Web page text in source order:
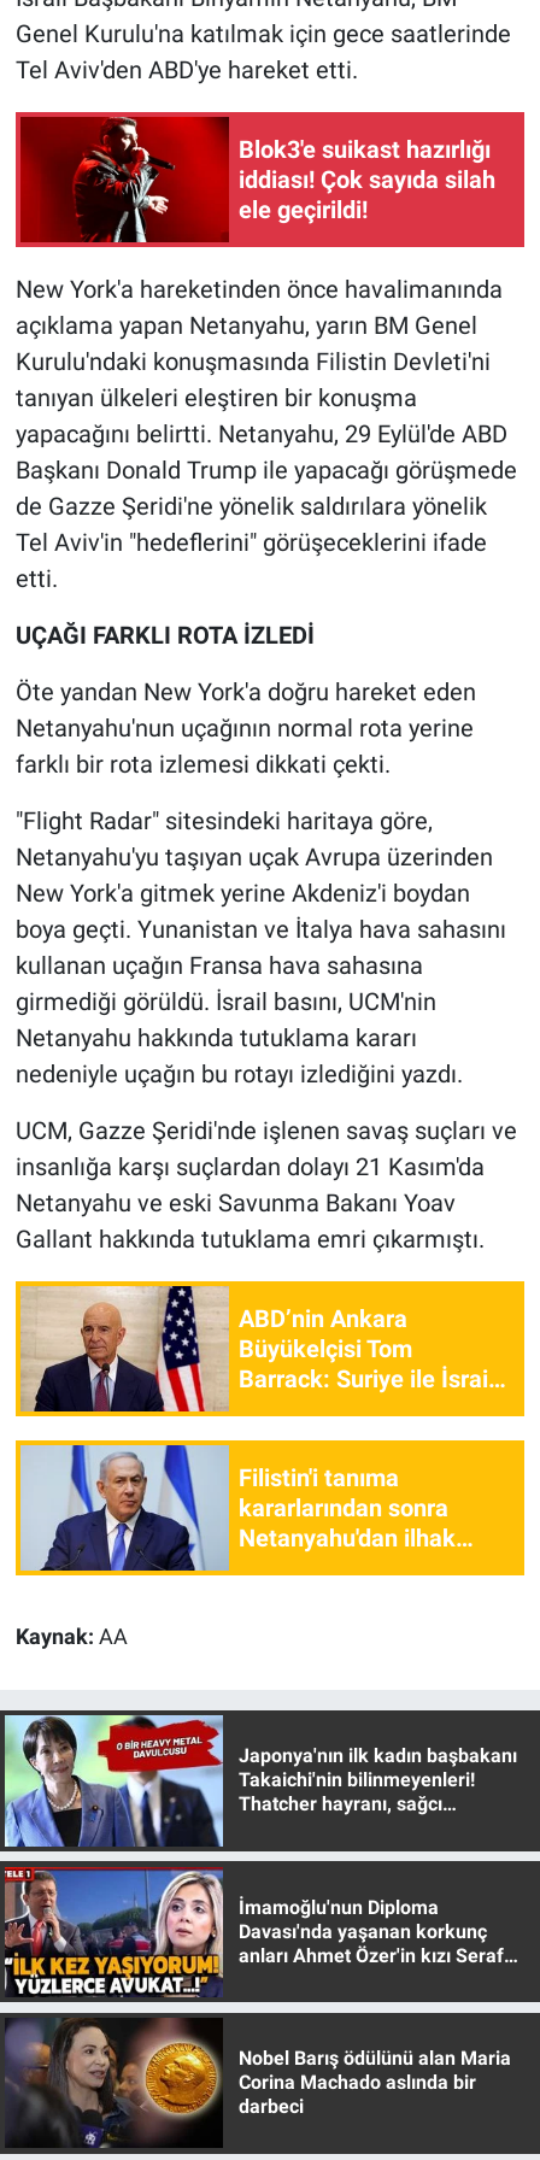
Genel Kurulu'na katılmak için gece saatlerinde
Tel Aviv'den ABD'ye hareket etti.
Blok3'e suikast hazırlığı
iddiası! Çok sayıda silah
ele geçirildi!
New York'a hareketinden önce havalimanında
açıklama yapan Netanyahu, yarın BM Genel
Kurulu'ndaki konuşmasında Filistin Devleti'ni
tanıyan ülkeleri eleştiren bir konuşma
yapacağını belirtti. Netanyahu, 29 Eylül'de ABD
Başkanı Donald Trump ile yapacağı görüşmede
de Gazze Şeridi'ne yönelik saldırılara yönelik
Tel Aviv'in "hedeflerini" görüşeceklerini ifade
etti.
UÇAĞI FARKLI ROTA İZLEDİ
Öte yandan New York'a doğru hareket eden
Netanyahu'nun uçağının normal rota yerine
farklı bir rota izlemesi dikkati çekti.
"Flight Radar" sitesindeki haritaya göre,
Netanyahu'yu taşıyan uçak Avrupa üzerinden
New York'a gitmek yerine Akdeniz'i boydan
boya geçti. Yunanistan ve İtalya hava sahasını
kullanan uçağın Fransa hava sahasına
girmediği görüldü. İsrail basını, UCM'nin
Netanyahu hakkında tutuklama kararı
nedeniyle uçağın bu rotayı izlediğini yazdı.
UCM, Gazze Şeridi'nde işlenen savaş suçları ve
insanlığa karşı suçlardan dolayı 21 Kasım'da
Netanyahu ve eski Savunma Bakanı Yoav
Gallant hakkında tutuklama emri çıkarmıştı.
ABD’nin Ankara
Büyükelçisi Tom
Barrack: Suriye ile İsrail
Filistin'i tanıma
kararlarından sonra
Netanyahu'dan ilhak
Kaynak: AA
Japonya'nın ilk kadın başbakanı
Takaichi'nin bilinmeyenleri!
Thatcher hayranı, sağcı
İmamoğlu'nun Diploma
Davası'nda yaşanan korkunç
anları Ahmet Özer'in kızı Seraf
Nobel Barış ödülünü alan Maria
Corina Machado aslında bir
darbeci
Gündem Özel
Günün görüntüsü
Haber
İlan
Kimdir
Koronavirüs
Kültür Sanat
Ne demişti
Nedir
Sağlık
Teknoloji
Türkiye'nin Geleceği
Türkiye'nin Gündemi
Yerel Gündem
Canlı Yayın